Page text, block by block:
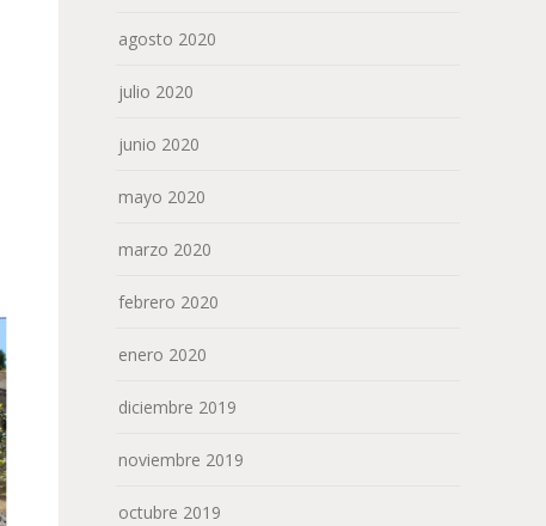
agosto 2020
julio 2020
junio 2020
mayo 2020
marzo 2020
febrero 2020
enero 2020
diciembre 2019
noviembre 2019
octubre 2019